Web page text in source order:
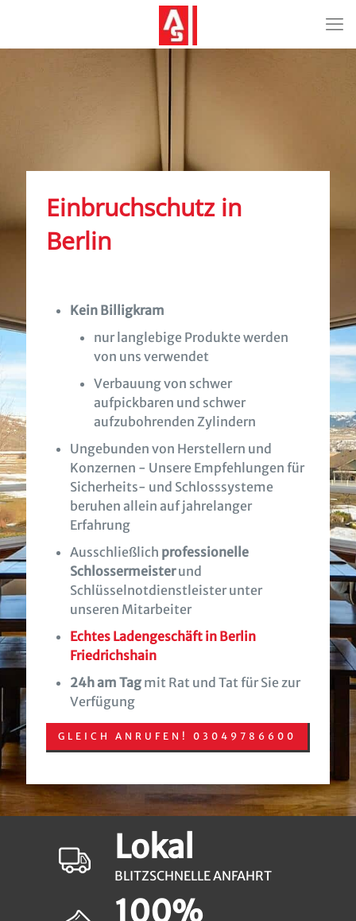
Einbruchschutz in
Berlin
Kein Billigkram
nur langlebige Produkte werden
von uns verwendet
Verbauung von schwer
aufpickbaren und schwer
aufzubohrenden Zylindern
Ungebunden von Herstellern und
Konzernen - Unsere Empfehlungen für
Sicherheits- und Schlosssysteme
beruhen allein auf jahrelanger
Erfahrung
Ausschließlich professionelle
Schlossermeisterund
Schlüsselnotdienstleister unter
unseren Mitarbeiter
Echtes Ladengeschäft in Berlin
Friedrichshain
24h am Tag mit Rat und Tat für Sie zur
Verfügung
GLEICH ANRUFEN! 03049786600
Lokal
BLITZSCHNELLE ANFAHRT
100%